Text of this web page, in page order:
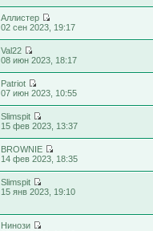
Аллистер
02 сен 2023, 19:17
Val22
08 июн 2023, 18:17
Patriot
07 июн 2023, 10:55
Slimspit
15 фев 2023, 13:37
BROWNIE
14 фев 2023, 18:35
Slimspit
15 янв 2023, 19:10
Нинози